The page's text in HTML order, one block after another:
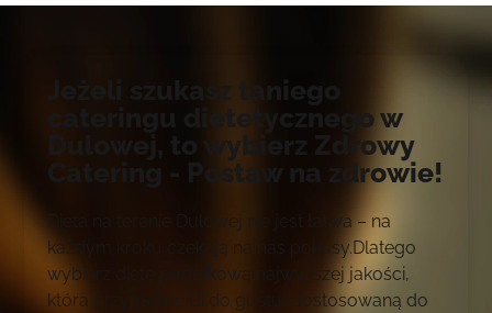
cateringu dietetycznego w
Dulowej, to wybierz Zdrowy
Catering - Postaw na zdrowie!
Dieta na terenie Dulowej nie jest łatwa – na
każdym kroku czekają na nas pokusy.Dlatego
wybierz dietę pudełkową najwyższej jakości,
która przypadnie Ci do gustu, dostosowaną do